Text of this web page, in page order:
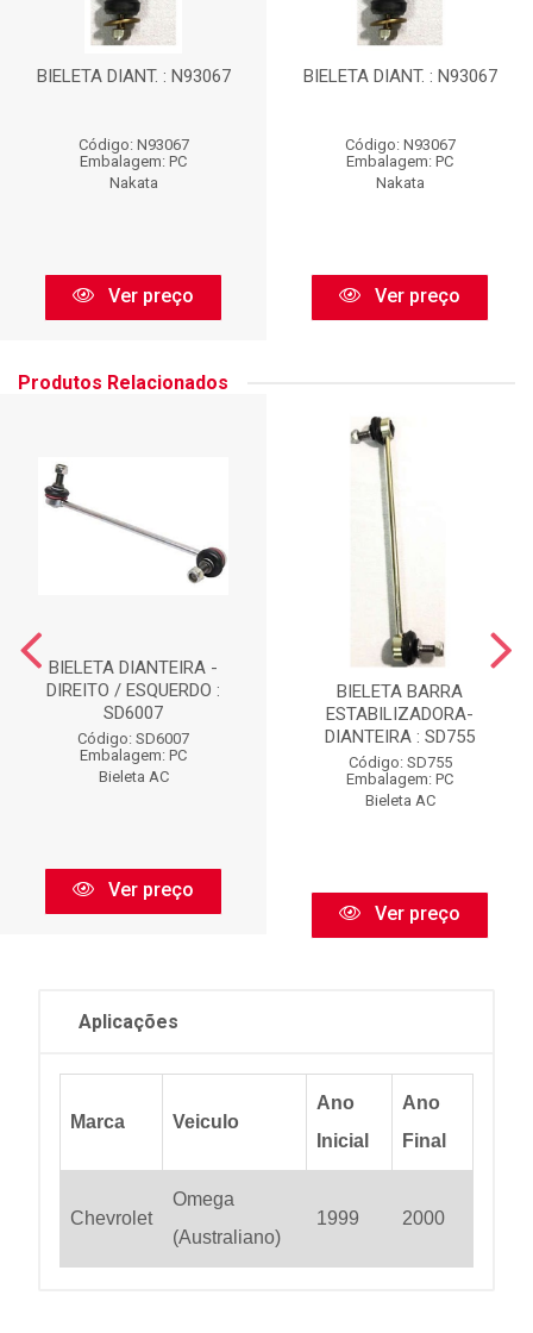
BIELETA DIANT. : N93067
Código: N93067
Embalagem: PC
Nakata
Ver preço
BIELETA DIANT. : N93067
Código: N93067
Embalagem: PC
Nakata
Ver preço
Produtos Relacionados
BIELETA DIANTEIRA -
DIREITO / ESQUERDO :
SD6007
Código: SD6007
Embalagem: PC
Bieleta AC
Ver preço
BIELETA BARRA
ESTABILIZADORA-
DIANTEIRA : SD755
Código: SD755
Embalagem: PC
Bieleta AC
Ver preço
Aplicações
Marca Veiculo
Ano
Inicial
Ano
Final
Chevrolet
Omega
(Australiano)
1999 2000